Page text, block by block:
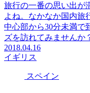
旅行の一番の思い出が
よね。なかなか国内旅
中心部から30分未満で
ズを訪れてみませんか
2018.04.16
イギリス
スペイン